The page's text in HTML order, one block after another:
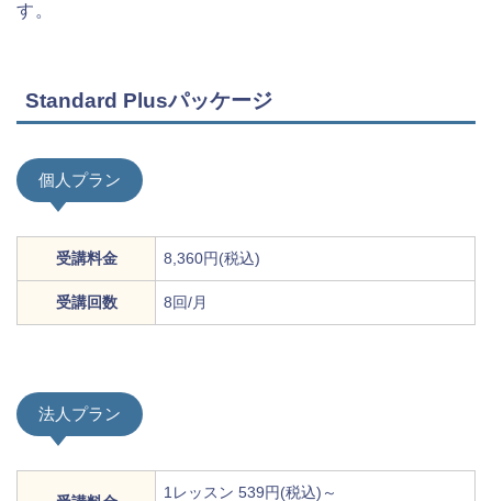
す。
Standard Plusパッケージ
個人プラン
受講料金 8,360円(税込)
受講回数 8回/月
法人プラン
1レッスン 539円(税込)～